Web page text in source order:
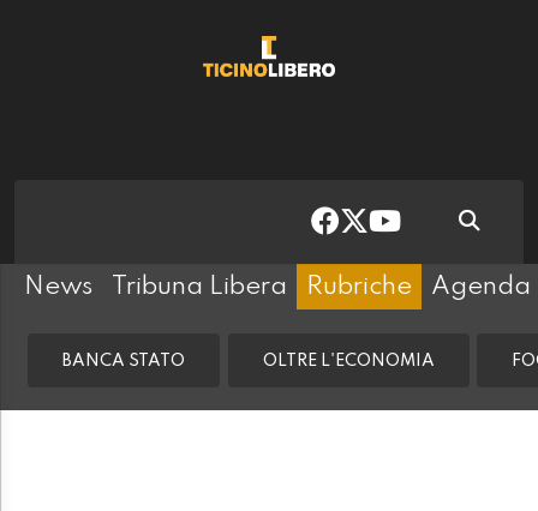
News Tribuna Libera Rubriche Agenda
BANCA STATO OLTRE L'ECONOMIA